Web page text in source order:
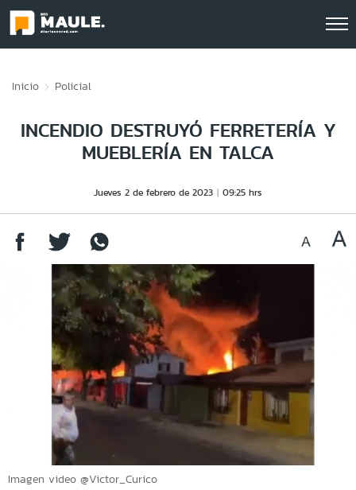
Inicio Policial
INCENDIO DESTRUYÓ FERRETERÍA Y
MUEBLERÍA EN TALCA
Jueves 2 de febrero de 2023 09:25 hrs
Imagen video @Victor_Curico